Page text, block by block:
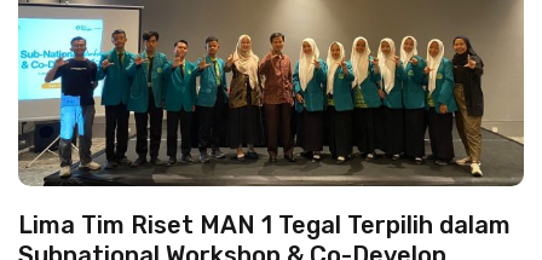
Lima Tim Riset MAN 1 Tegal Terpilih dalam